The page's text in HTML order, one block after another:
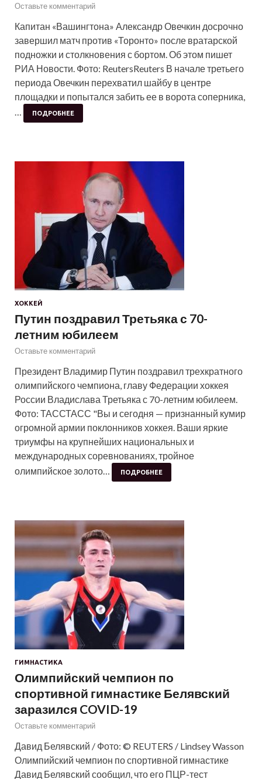
Оставьте комментарий
Капитан «Вашингтона» Александр Овечкин досрочно
завершил матч против «Торонто» после вратарской
подножки и столкновения с бортом. Об этом пишет
РИА Новости. Фото: ReutersReuters В начале третьего
периода Овечкин перехватил шайбу в центре
площадки и попытался забить ее в ворота соперника,
…
ПОДРОБНЕЕ
ХОККЕЙ
Путин поздравил Третьяка с 70-
летним юбилеем
Оставьте комментарий
Президент Владимир Путин поздравил трехкратного
олимпийского чемпиона, главу Федерации хоккея
России Владислава Третьяка с 70-летним юбилеем.
Фото: ТАССТАСС "Вы и сегодня — признанный кумир
огромной армии поклонников хоккея. Ваши яркие
триумфы на крупнейших национальных и
международных соревнованиях, тройное
олимпийское золото…
ПОДРОБНЕЕ
ГИМНАСТИКА
Олимпийский чемпион по
спортивной гимнастике Белявский
заразился COVID-19
Оставьте комментарий
Давид Белявский / Фото: © REUTERS / Lindsey Wasson
Олимпийский чемпион по спортивной гимнастике
Давид Белявский сообщил, что его ПЦР-тест